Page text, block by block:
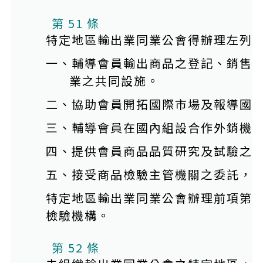
第 51 條
特定地區輸出業同業公會得辦理左列
一、輔導會員輸出商品之登記、銷售
業之共同設施。
二、協助會員開拓國際市場及報導國
三、輔導會員在國內組設合作外銷機
四、提供會員商品品質研究及試驗之
五、接受商品檢驗主管機關之委託，
特定地區輸出業同業公會辦理前項第
檢驗機構。
第 52 條